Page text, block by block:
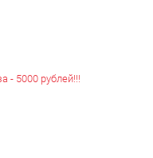
- 5000 рублей!!!